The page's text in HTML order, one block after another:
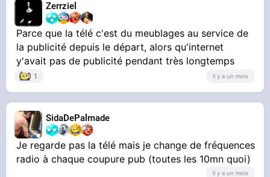
Zerrziel
Parce que la télé c'est du meublages au service de
la publicité depuis le départ, alors qu'internet
y'avait pas de publicité pendant très longtemps
1 il y a un mois
SidaDePalmade
Je regarde pas la télé mais je change de fréquences
radio à chaque coupure pub (toutes les 10mn quoi)
il y a un mois